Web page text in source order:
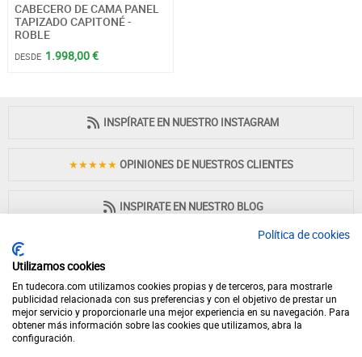
CABECERO DE CAMA PANEL
TAPIZADO CAPITONÉ -
ROBLE
DESDE 1.998,00 €
INSPÍRATE EN NUESTRO INSTAGRAM
★★★★★ OPINIONES DE NUESTROS CLIENTES
INSPIRATE EN NUESTRO BLOG
PAGO 100% SEGURO
Política de cookies
Utilizamos cookies
En tudecora.com utilizamos cookies propias y de terceros, para mostrarle
publicidad relacionada con sus preferencias y con el objetivo de prestar un
mejor servicio y proporcionarle una mejor experiencia en su navegación. Para
obtener más información sobre las cookies que utilizamos, abra la
configuración.